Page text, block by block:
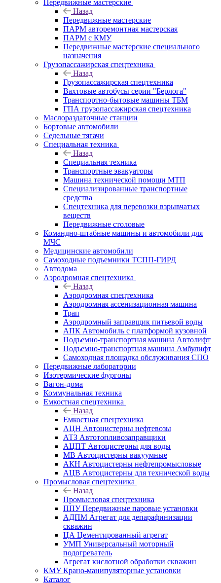
Передвижные мастерские
Назад
Передвижные мастерские
ПАРМ авторемонтная мастерская
ПАРМ с КМУ
Передвижные мастерские специального
назначения
Грузопассажирская спецтехника
Назад
Грузопассажирская спецтехника
Вахтовые автобусы серии "Берлога"
Транспортно-бытовые машины ТБМ
ГПА грузопассажирская спецтехника
Маслораздаточные станции
Бортовые автомобили
Седельные тягачи
Специальная техника
Назад
Специальная техника
Транспортные эвакуаторы
Машина технической помощи МТП
Специализированные транспортные
средства
Спецтехника для перевозки взрывчатых
веществ
Передвижные столовые
Командно-штабные машины и автомобили для
МЧС
Медицинские автомобили
Самоходные подъемники ТСПП-ГИРД
Автодома
Аэродромная спецтехника
Назад
Аэродромная спецтехника
Аэродромная ассенизационная машина
Трап
Аэродромный заправщик питьевой воды
АПК Автомобиль с платформой кузовной
Подъемно-транспортная машина Автолифт
Подъемно-транспортная машина Амбулифт
Самоходная площадка обслуживания СПО
Передвижные лаборатории
Изотермические фургоны
Вагон-дома
Коммунальная техника
Емкостная спецтехника
Назад
Емкостная спецтехника
АЦН Автоцистерны нефтевозы
АТЗ Автотопливозаправщики
АЦПТ Автоцистерны для воды
МВ Автоцистерны вакуумные
АКН Автоцистерны нефтепромысловые
АЦВ Автоцистерны для технической воды
Промысловая спецтехника
Назад
Промысловая спецтехника
ППУ Передвижные паровые установки
АДПМ Агрегат для депарафинизации
скважин
ЦА Цементированный агрегат
УМП Универсальный моторный
подогреватель
Агрегат кислотной обработки скважин
КМУ Крано-манипуляторные установки
Каталог